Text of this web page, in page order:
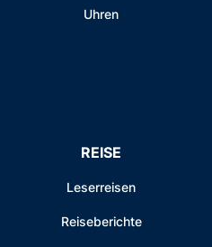
Uhren
REISE
Leserreisen
Reiseberichte